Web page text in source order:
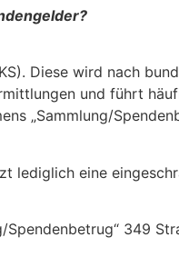
Diese wird nach
und führt
„Sammlung/
lediglich eine
Spendenbetrug“ 349